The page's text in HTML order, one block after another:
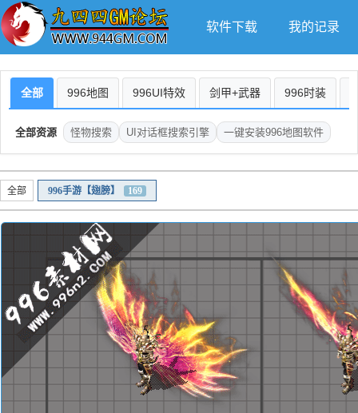
软件下载 我的记录
全部 996地图 996UI特效 剑甲+武器 996时装
全部资源 怪物搜索 UI对话框搜索引擎 一键安装996地图软件
全部 996手游【翅膀】 169